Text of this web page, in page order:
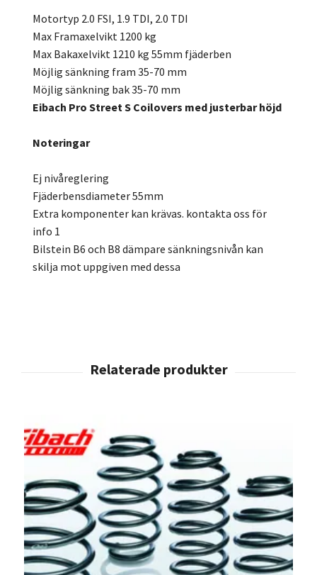
Motortyp 2.0 FSI, 1.9 TDI, 2.0 TDI
Max Framaxelvikt 1200 kg
Max Bakaxelvikt 1210 kg 55mm fjäderben
Möjlig sänkning fram 35-70 mm
Möjlig sänkning bak 35-70 mm
Eibach Pro Street S Coilovers med justerbar höjd
Noteringar
Ej nivåreglering
Fjäderbensdiameter 55mm
Extra komponenter kan krävas. kontakta oss för
info 1
Bilstein B6 och B8 dämpare sänkningsnivån kan
skilja mot uppgiven med dessa